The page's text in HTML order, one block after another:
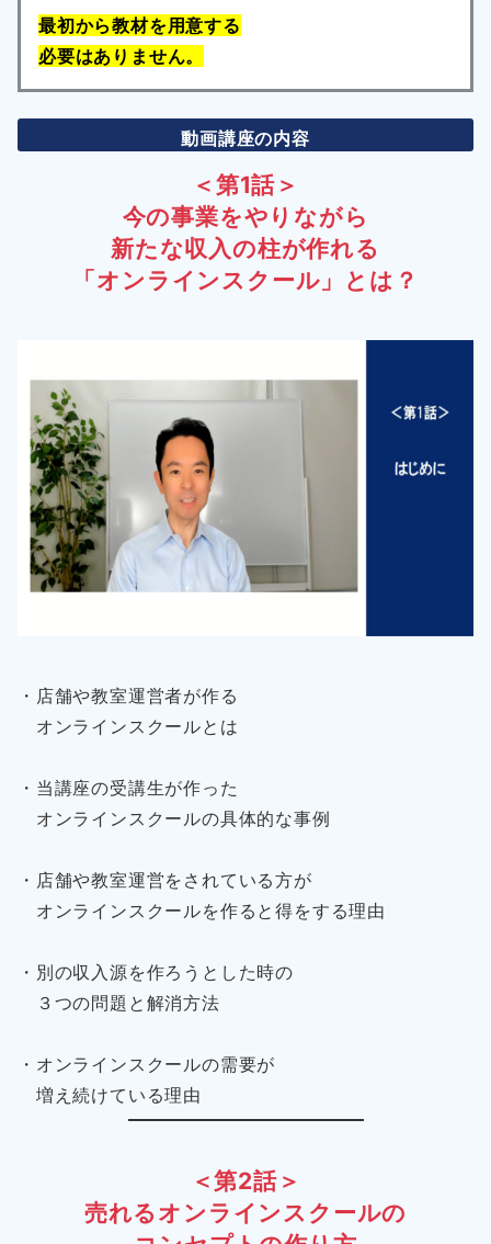
最初から教材を用意する
必要はありません。
動画講座の内容
＜第1話＞
今の事業をやりながら
新たな収入の柱が作れる
「オンラインスクール」とは？
・店舗や教室運営者が作る
オンラインスクールとは
・当講座の受講生が作った
オンラインスクールの具体的な事例
・店舗や教室運営をされている方が
オンラインスクールを作ると得をする理由
・別の収入源を作ろうとした時の
３つの問題と解消方法
・オンラインスクールの需要が
増え続けている理由
＜第2話＞
売れるオンラインスクールの